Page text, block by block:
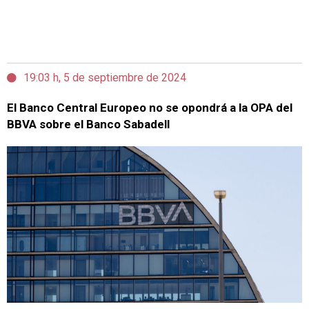
19:03 h, 5 de septiembre de 2024
El Banco Central Europeo no se opondrá a la OPA del
BBVA sobre el Banco Sabadell